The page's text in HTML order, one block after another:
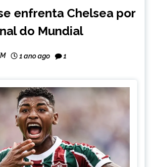
enfrenta Chelsea por
do Mundial
1 ano ago 1